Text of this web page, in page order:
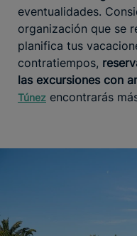
eventualidades.
organización que se
planifica tus
contratiempos,
las excursiones con
Túnez encontrarás